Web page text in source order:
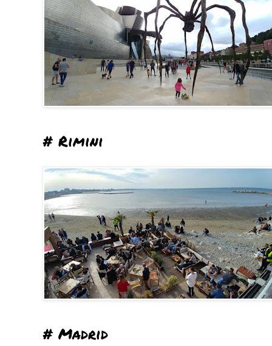
# Rimini
# Madrid